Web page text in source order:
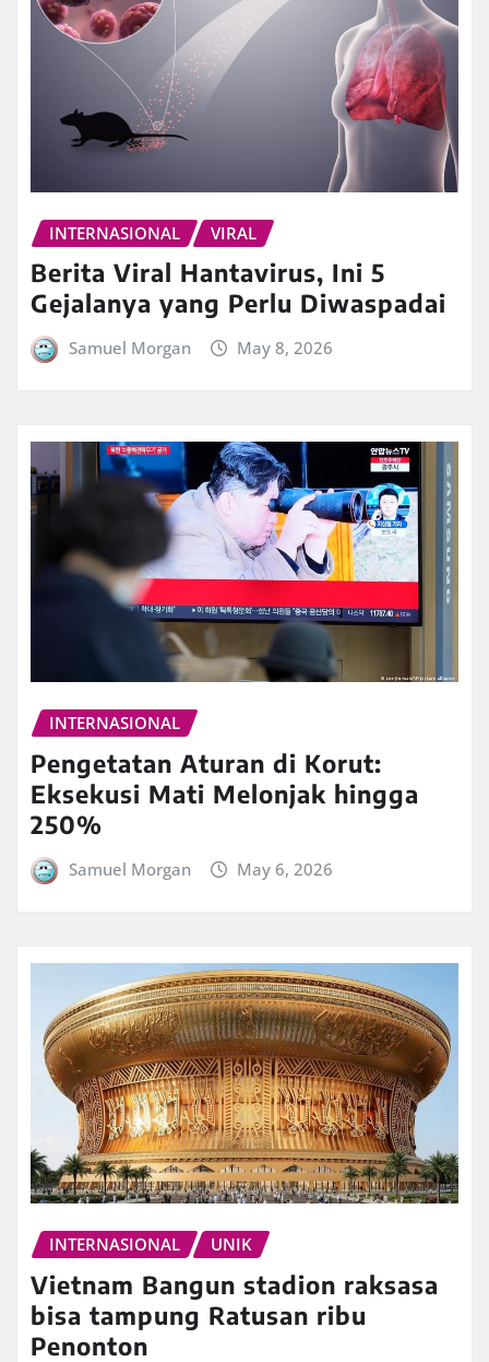
INTERNASIONAL VIRAL
Berita Viral Hantavirus, Ini 5
Gejalanya yang Perlu Diwaspadai
Samuel Morgan May 8, 2026
INTERNASIONAL
Pengetatan Aturan di Korut:
Eksekusi Mati Melonjak hingga
250%
Samuel Morgan May 6, 2026
INTERNASIONAL UNIK
Vietnam Bangun stadion raksasa
bisa tampung Ratusan ribu
Penonton